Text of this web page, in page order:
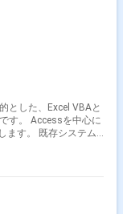
中心に
システム
運用支援に関わるこ